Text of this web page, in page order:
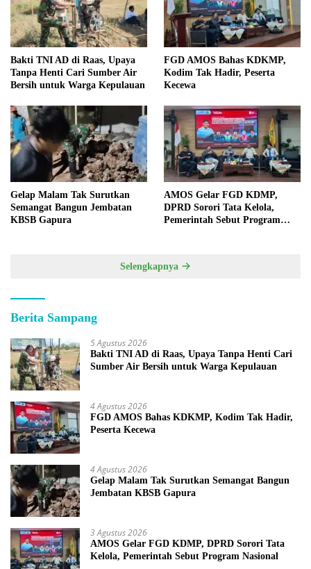
Bakti TNI AD di Raas, Upaya
Tanpa Henti Cari Sumber Air
Bersih untuk Warga Kepulauan
FGD AMOS Bahas KDKMP,
Kodim Tak Hadir, Peserta
Kecewa
Gelap Malam Tak Surutkan
Semangat Bangun Jembatan
KBSB Gapura
AMOS Gelar FGD KDMP,
DPRD Sorori Tata Kelola,
Pemerintah Sebut Program
Selengkapnya
Berita Sampang
5 Agustus 2026
Bakti TNI AD di Raas, Upaya Tanpa Henti Cari
Sumber Air Bersih untuk Warga Kepulauan
4 Agustus 2026
FGD AMOS Bahas KDKMP, Kodim Tak Hadir,
Peserta Kecewa
4 Agustus 2026
Gelap Malam Tak Surutkan Semangat Bangun
Jembatan KBSB Gapura
3 Agustus 2026
AMOS Gelar FGD KDMP, DPRD Sorori Tata
Kelola, Pemerintah Sebut Program Nasional